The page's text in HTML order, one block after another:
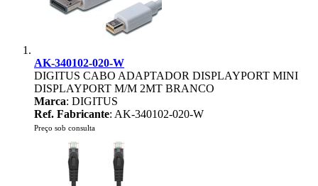
AK-340102-020-W
DIGITUS CABO ADAPTADOR DISPLAYPORT MINI
DISPLAYPORT M/M 2MT BRANCO
Marca: DIGITUS
Ref. Fabricante: AK-340102-020-W
Preço sob consulta